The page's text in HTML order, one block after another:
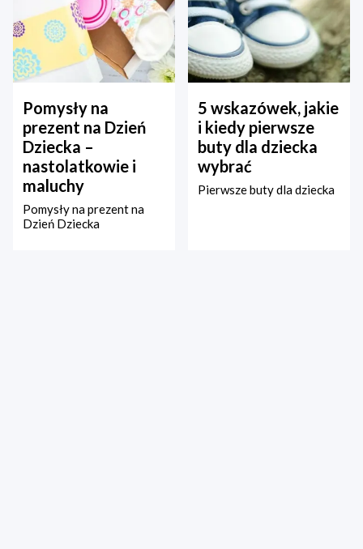
Pomysły na
prezent na Dzień
Dziecka –
nastolatkowie i
maluchy
Pomysły na prezent na
Dzień Dziecka
5 wskazówek, jakie
i kiedy pierwsze
buty dla dziecka
wybrać
Pierwsze buty dla dziecka